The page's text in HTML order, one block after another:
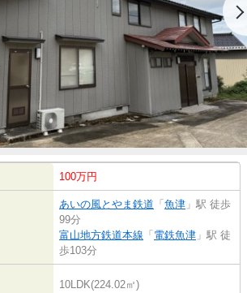
100万円
あいの風とやま鉄道 「 魚津 」駅 徒歩
99分
富山地方鉄道本線 「 電鉄魚津 」駅 徒
歩103分
10LDK(224.02㎡)